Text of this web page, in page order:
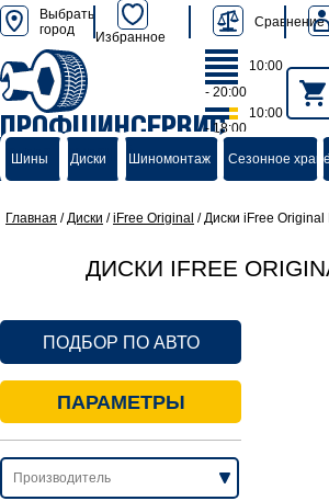
Выбрать
город
Избранное
Сравнение
ПРОФШИНСЕРВИС
группа компаний
10:00
- 20:00
10:00
- 18:00
Шины Диски Шиномонтаж Сезонное
Главная /Диски /iFree Original /Диски iFree Original
ДИСКИ IFREE
ПОДБОР ПО АВТО
ПАРАМЕТРЫ